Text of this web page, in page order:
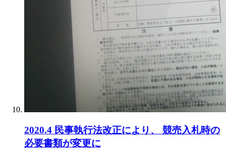
2020.4 民事執行法改正により、 競売入札時の
必要書類が変更に